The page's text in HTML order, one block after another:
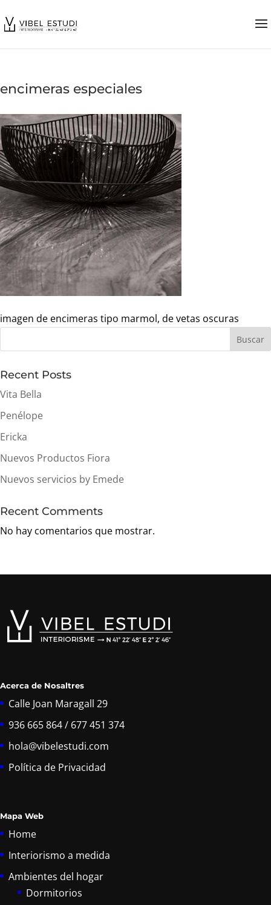
encimeras especiales
imagen de encimeras tipo marmol, de vetas oscuras
Buscar
Recent Posts
Vita Bella
Penélope
Ericka
Nuevos Productos Fiora
Nuevos servicios by Emede
Recent Comments
No hay comentarios que mostrar.
Acerca de Nosaltres
Calle Joan Maragall 29
936 665 864 / 677 451 374
hola@vibelestudi.com
Política de Privacidad
Mapa Web
Home
Interiorismo a medida
Ambientes del hogar
Dormitorios